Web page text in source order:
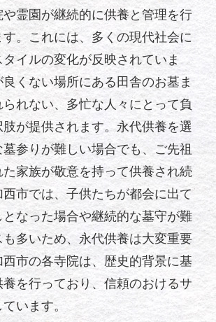
霊園が継続的に供養と管理を行
す。これには、多くの現代社会に
イルの変化が反映されていま
くない場所にある田舎のお墓ま
れない、多忙な人々にとって負
が提供されます。永代供養を選
参りが難しい場合でも、ご先祖
家族が敬意を持って供養され続
市では、子供たちが都会に出て
なった場合や継続的な墓守が難
も多いため、永代供養は大変重要
市の各寺院は、歴史的背景に基
を行っており、信頼のおけるサ
います。